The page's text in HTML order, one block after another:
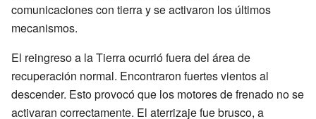
comunicaciones con tierra y se activaron los últimos
mecanismos.
El reingreso a la Tierra ocurrió fuera del área de
recuperación normal. Encontraron fuertes vientos al
descender. Esto provocó que los motores de frenado no se
activaran correctamente. El aterrizaje fue brusco, a